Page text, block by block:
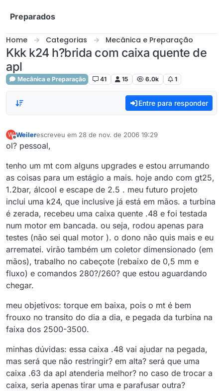
Preparados
Home Categorias Mecânica e Preparação
Kkk k24 h?brida com caixa quente de
apl
Mecânica e Preparação 41 15 6.0k 1
Entre para responder
W
Offline
Weilerescreveu em 28 de nov. de 2006 19:29
última edição por
ol? pessoal,
tenho um mt com alguns upgrades e estou arrumando
as coisas para um estágio a mais. hoje ando com gt25,
1.2bar, álcool e escape de 2.5 . meu futuro projeto
inclui uma k24, que inclusive já está em mãos. a turbina
é zerada, recebeu uma caixa quente .48 e foi testada
num motor em bancada. ou seja, rodou apenas para
testes (não sei qual motor ). o dono não quis mais e eu
arrematei. virão também um coletor dimensionado (em
mãos), trabalho no cabeçote (rebaixo de 0,5 mm e
fluxo) e comandos 280?/260? que estou aguardando
chegar.
meu objetivos: torque em baixa, pois o mt é bem
frouxo no transito do dia a dia, e pegada da turbina na
faixa dos 2500-3500.
minhas dúvidas: essa caixa .48 vai ajudar na pegada,
mas será que não restringir? em alta? será que uma
caixa .63 da apl atenderia melhor? no caso de trocar a
caixa, seria apenas tirar uma e parafusar outra?